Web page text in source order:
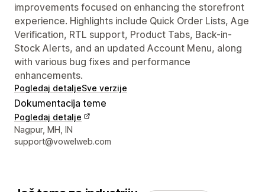
improvements focused on enhancing the storefront
experience. Highlights include Quick Order Lists, Age
Verification, RTL support, Product Tabs, Back-in-
Stock Alerts, and an updated Account Menu, along
with various bug fixes and performance
enhancements.
Pogledaj detaljeSve verzije
Dokumentacija teme
Pogledaj detalje
Podaci za kontakt dizajnera
Nagpur, MH, IN
support@vowelweb.com